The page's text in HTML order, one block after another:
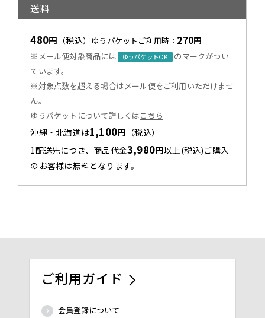
送料
480円 （税込） ゆうパケットご利用時： 270円
※メール便対象商品には ゆうパケットOK
のマークがつい
ています。
※対象点数を超える場合はメール便をご利用いただけませ
ん。
ゆうパケットについて詳しくはこちら
沖縄・北海道は1,100円 （税込）
1配送先につき、商品代金3,980円以上(税込)ご購入
のお客様は無料となります。
ご利用ガイド
会員登録について